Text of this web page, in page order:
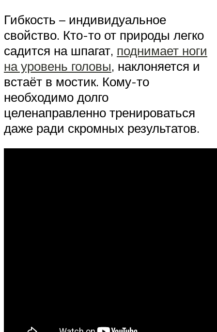
Гибкость – индивидуальное
свойство. Кто-то от природы легко
садится на шпагат, поднимает ноги
на уровень головы, наклоняется и
встаёт в мостик. Кому-то
необходимо долго
целенаправленно тренироваться
даже ради скромных результатов.